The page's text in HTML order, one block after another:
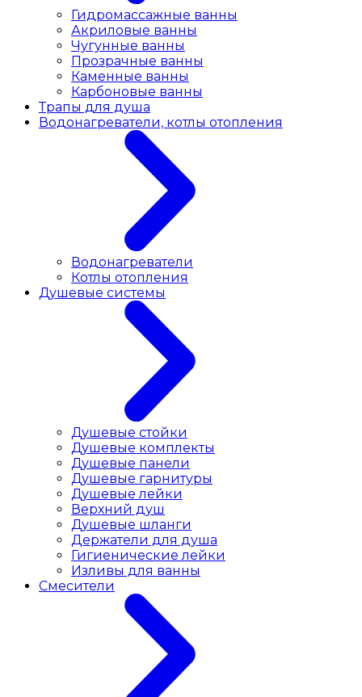
Гидромассажные ванны
Акриловые ванны
Чугунные ванны
Прозрачные ванны
Каменные ванны
Карбоновые ванны
Трапы для душа
Водонагреватели, котлы отопления
Водонагреватели
Котлы отопления
Душевые системы
Душевые стойки
Душевые комплекты
Душевые панели
Душевые гарнитуры
Душевые лейки
Верхний душ
Душевые шланги
Держатели для душа
Гигиенические лейки
Изливы для ванны
Смесители